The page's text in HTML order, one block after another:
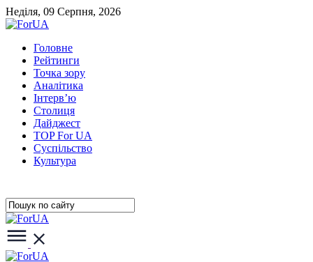
Неділя, 09 Серпня, 2026
Головне
Рейтинги
Точка зору
Аналітика
Інтерв’ю
Столиця
Дайджест
TOP For UA
Суспiльство
Культура